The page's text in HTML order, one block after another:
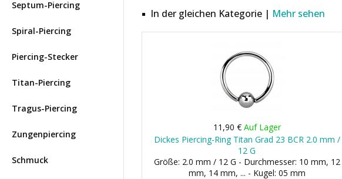
Septum-Piercing
Spiral-Piercing
Piercing-Stecker
Titan-Piercing
Tragus-Piercing
Zungenpiercing
Schmuck
In der gleichen Kategorie | Mehr sehen
11,90 € Auf Lager
Dickes Piercing-Ring Titan Grad 23 BCR 2.0 mm /
12 G
Größe: 2.0 mm / 12 G - Durchmesser: 10 mm, 12
mm, 14 mm, ... - Kugel: 05 mm